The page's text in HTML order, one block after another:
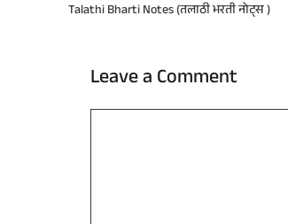
Talathi Bharti Notes (तलाठी भरती नोट्स )
Leave a Comment